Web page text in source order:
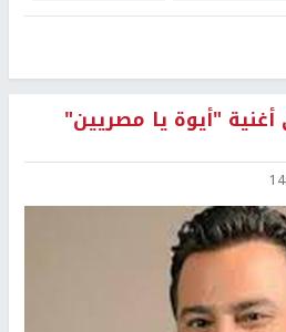
"أيوة يا مصريين"